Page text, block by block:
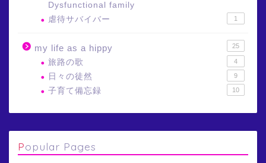
Dysfunctional family
虐待サバイバー 1
my life as a hippy 25
旅路の歌 4
日々の徒然 9
子育て備忘録 10
Popular Pages